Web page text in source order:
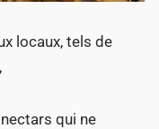
locaux, tels de
qui ne